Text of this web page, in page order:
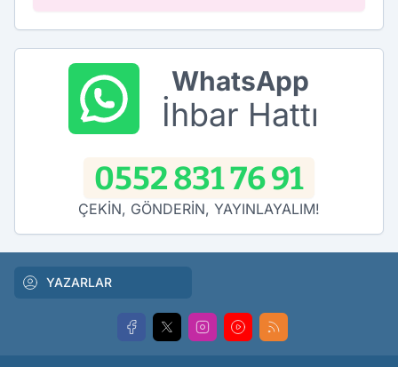
WhatsApp
İhbar Hattı
0552 831 76 91
ÇEKİN, GÖNDERİN, YAYINLAYALIM!
YAZARLAR